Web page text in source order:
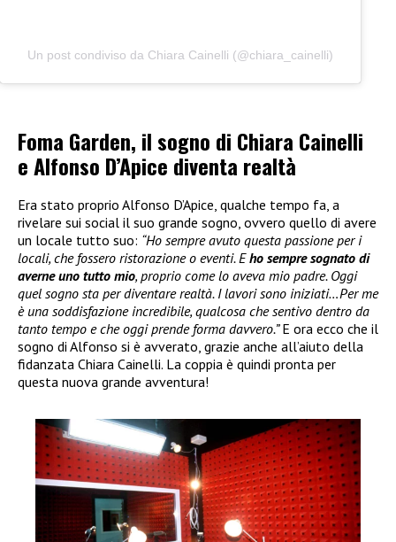
Un post condiviso da Chiara Cainelli (@chiara_cainelli)
Foma Garden, il sogno di Chiara Cainelli
e Alfonso D’Apice diventa realtà
Era stato proprio Alfonso D’Apice, qualche tempo fa, a
rivelare sui social il suo grande sogno, ovvero quello di avere
un locale tutto suo: “Ho sempre avuto questa passione per i
locali, che fossero ristorazione o eventi. Eho sempre sognato di
averne uno tutto mio, proprio come lo aveva mio padre. Oggi
quel sogno sta per diventare realtà. I lavori sono iniziati…Per me
è una soddisfazione incredibile, qualcosa che sentivo dentro da
tanto tempo e che oggi prende forma davvero.”E ora ecco che il
sogno di Alfonso si è avverato, grazie anche all’aiuto della
fidanzata Chiara Cainelli. La coppia è quindi pronta per
questa nuova grande avventura!